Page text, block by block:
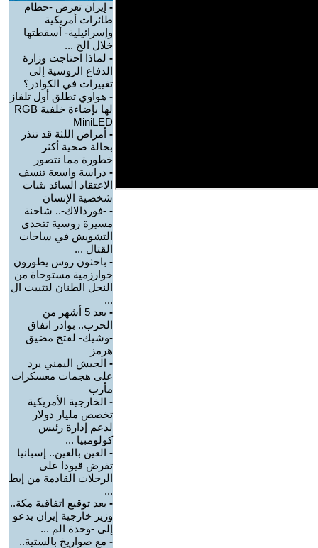
- إيران تعرض -حطام
طائرات أمريكية
وإسرائيلية- أسقطتها
خلال الح ...
- لماذا احتاجت وزارة
الدفاع الروسية إلى
تغييرات في الكوادر؟
- هواوي تطلق أول تلفاز
لها بإضاءة خلفية RGB
MiniLED
- أمراض اللثة قد تنذر
بحالة صحية أكثر
خطورة مما نتصور
- دراسة واسعة تنسف
الاعتقاد السائد بثبات
شخصية الإنسان
- -فوردالاك-.. شاحنة
مسيرة روسية تتحدى
التشويش في ساحات
القتال ...
- باحثون روس يطورون
خوارزمية مستوحاة من
النحل الطنان لتثبيت ال
...
-
بعد 5 أشهر من
الحرب.. بوادر اتفاق
-وشيك- لفتح مضيق
هرمز
- الجيش اليمني يرد
على هجمات معسكرات
مأرب
- الخارجية الأمريكية
تخصص مليار دولار
لدعم إدارة رئيس
كولومبيا ...
- العين بالعين.. إسبانيا
تفرض قيودا على
الرحلات القادمة من إيط
...
- بعد توقيع اتفاقية مكة..
وزير خارجية إيران يدعو
إلى -وحدة الم ...
- مع صواريخ بالستية..